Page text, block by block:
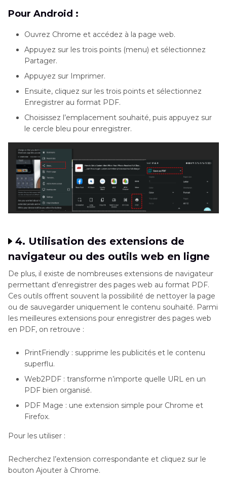
Pour Android :
Ouvrez Chrome et accédez à la page web.
Appuyez sur les trois points (menu) et sélectionnez
Partager.
Appuyez sur Imprimer.
Ensuite, cliquez sur les trois points et sélectionnez
Enregistrer au format PDF.
Choisissez l’emplacement souhaité, puis appuyez sur
le cercle bleu pour enregistrer.
4. Utilisation des extensions de
navigateur ou des outils web en ligne
De plus, il existe de nombreuses extensions de navigateur
permettant d’enregistrer des pages web au format PDF.
Ces outils offrent souvent la possibilité de nettoyer la page
ou de sauvegarder uniquement le contenu souhaité. Parmi
les meilleures extensions pour enregistrer des pages web
en PDF, on retrouve :
PrintFriendly : supprime les publicités et le contenu
superflu.
Web2PDF : transforme n’importe quelle URL en un
PDF bien organisé.
PDF Mage : une extension simple pour Chrome et
Firefox.
Pour les utiliser :
Recherchez l’extension correspondante et cliquez sur le
bouton Ajouter à Chrome.